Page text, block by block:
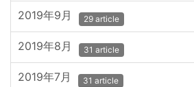
2019年9月 29 article
2019年8月 31 article
2019年7月 31 article